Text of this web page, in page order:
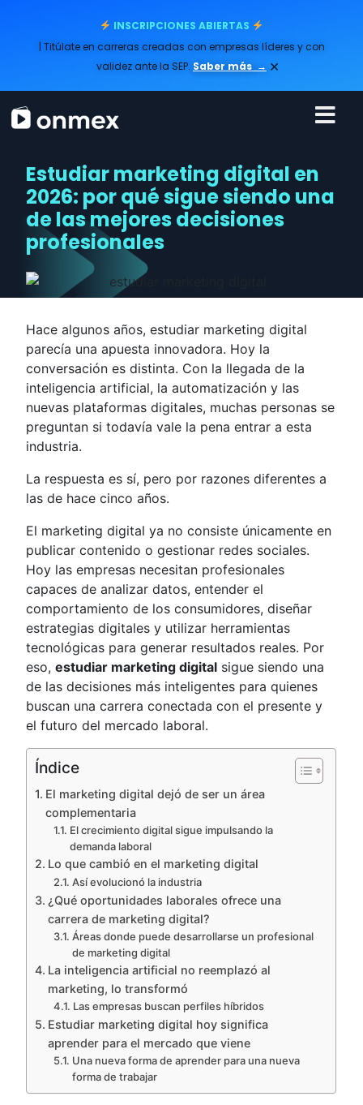
INSCRIPCIONES ABIERTAS
| Titúlate en carreras creadas con empresas líderes y con
validez ante la SEP. Saber más → ×
Estudiar marketing digital en
2026: por qué sigue siendo una
de las mejores decisiones
profesionales
Hace algunos años, estudiar marketing digital
parecía una apuesta innovadora. Hoy la
conversación es distinta. Con la llegada de la
inteligencia artificial, la automatización y las
nuevas plataformas digitales, muchas personas se
preguntan si todavía vale la pena entrar a esta
industria.
La respuesta es sí, pero por razones diferentes a
las de hace cinco años.
El marketing digital ya no consiste únicamente en
publicar contenido o gestionar redes sociales.
Hoy las empresas necesitan profesionales
capaces de analizar datos, entender el
comportamiento de los consumidores, diseñar
estrategias digitales y utilizar herramientas
tecnológicas para generar resultados reales. Por
eso,estudiar marketing digital sigue siendo una
de las decisiones más inteligentes para quienes
buscan una carrera conectada con el presente y
el futuro del mercado laboral.
Índice
El marketing digital dejó de ser un área
complementaria
El crecimiento digital sigue impulsando la
demanda laboral
Lo que cambió en el marketing digital
Así evolucionó la industria
¿Qué oportunidades laborales ofrece una
carrera de marketing digital?
Áreas donde puede desarrollarse un profesional
de marketing digital
La inteligencia artificial no reemplazó al
marketing, lo transformó
Las empresas buscan perfiles híbridos
Estudiar marketing digital hoy significa
aprender para el mercado que viene
Una nueva forma de aprender para una nueva
forma de trabajar